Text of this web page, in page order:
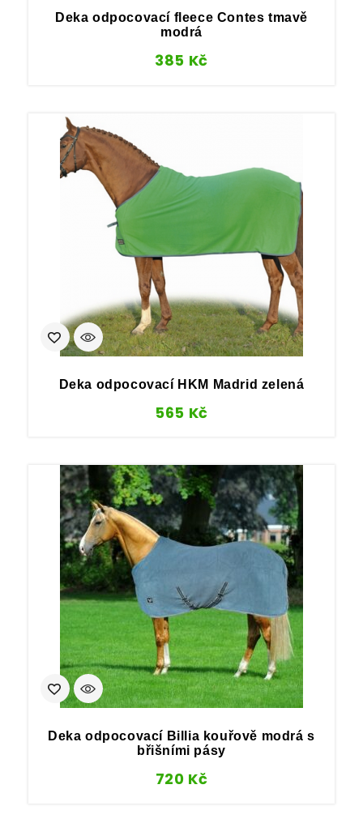
Deka odpocovací fleece Contes tmavě
modrá
385 Kč
Deka odpocovací HKM Madrid zelená
565 Kč
Deka odpocovací Billia kouřově modrá s
břišními pásy
720 Kč